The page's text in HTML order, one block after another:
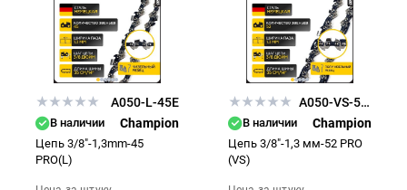
A050-L-45E
В наличии Champion
Цепь 3/8"-1,3mm-45
PRO(L)
A050-VS-52E
В наличии Champion
Цепь 3/8"-1,3 мм-52 PRO
(VS)